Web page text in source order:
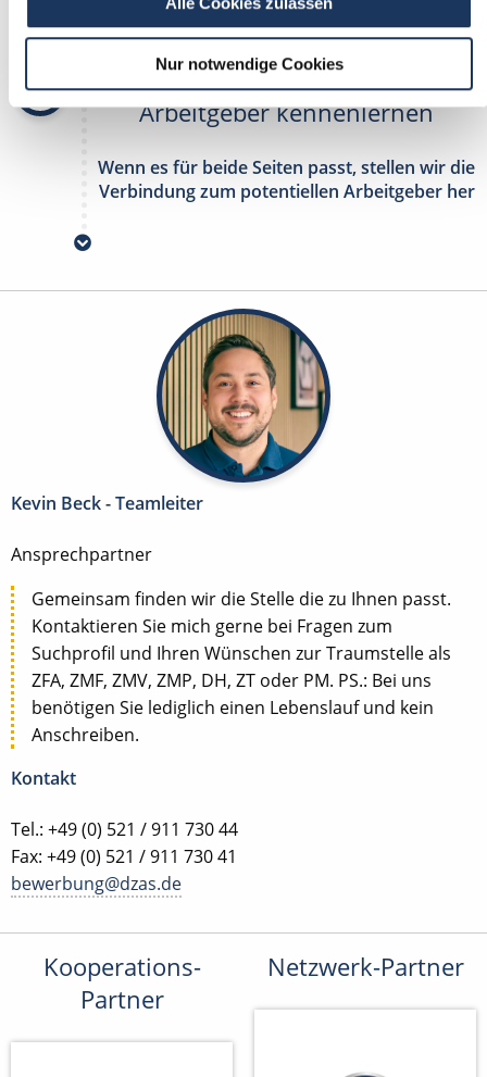
Nur notwendige Cookies
3
Arbeitgeber kennenlernen
Wenn es für beide Seiten passt, stellen wir die
Verbindung zum potentiellen Arbeitgeber her
Kevin Beck - Teamleiter
Ansprechpartner
Gemeinsam finden wir die Stelle die zu Ihnen passt.
Kontaktieren Sie mich gerne bei Fragen zum
Suchprofil und Ihren Wünschen zur Traumstelle als
ZFA, ZMF, ZMV, ZMP, DH, ZT oder PM. PS.: Bei uns
benötigen Sie lediglich einen Lebenslauf und kein
Anschreiben.
Kontakt
Tel.: +49 (0) 521 / 911 730 44
Fax: +49 (0) 521 / 911 730 41
bewerbung@dzas.de
Kooperations-
Partner
Netzwerk-Partner